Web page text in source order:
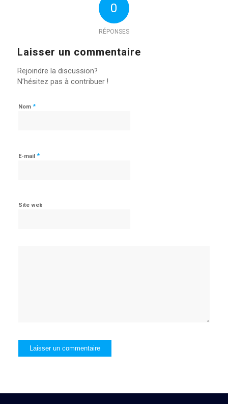
0
RÉPONSES
Laisser un commentaire
Rejoindre la discussion?
N’hésitez pas à contribuer !
Nom *
E-mail *
Site web